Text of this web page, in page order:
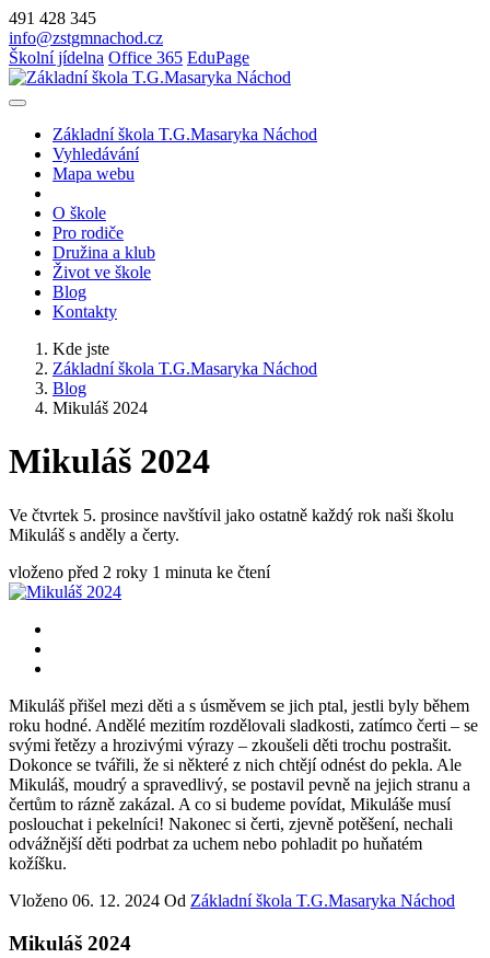
491 428 345
info@zstgmnachod.cz
Školní jídelna Office 365 EduPage
Základní škola T.G.Masaryka Náchod
Vyhledávání
Mapa webu
O škole
Pro rodiče
Družina a klub
Život ve škole
Blog
Kontakty
Kde jste
Základní škola T.G.Masaryka Náchod
Blog
Mikuláš 2024
Mikuláš 2024
Ve čtvrtek 5. prosince navštívil jako ostatně každý rok naši školu
Mikuláš s anděly a čerty.
vloženo před 2 roky 1 minuta ke čtení
Mikuláš přišel mezi děti a s úsměvem se jich ptal, jestli byly během
roku hodné. Andělé mezitím rozdělovali sladkosti, zatímco čerti – se
svými řetězy a hrozivými výrazy – zkoušeli děti trochu postrašit.
Dokonce se tvářili, že si některé z nich chtějí odnést do pekla. Ale
Mikuláš, moudrý a spravedlivý, se postavil pevně na jejich stranu a
čertům to rázně zakázal. A co si budeme povídat, Mikuláše musí
poslouchat i pekelníci! Nakonec si čerti, zjevně potěšení, nechali
odvážnější děti podrbat za uchem nebo pohladit po huňatém
kožíšku.
Vloženo 06. 12. 2024 Od Základní škola T.G.Masaryka Náchod
Mikuláš 2024